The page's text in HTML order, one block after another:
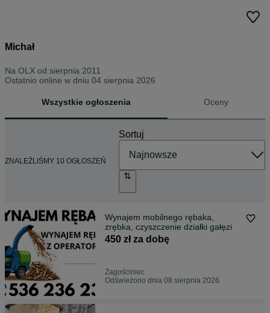
Michał
Na OLX od sierpnia 2011
Ostatnio online w dniu 04 sierpnia 2026
Wszystkie ogłoszenia Oceny
ZNALEŹLIŚMY 10 OGŁOSZEŃ
Sortuj
Wynajem mobilnego rębaka,
zrębka, czyszczenie działki gałęzi
450 zł za dobę
Zagościniec
Odświeżono dnia 08 sierpnia 2026